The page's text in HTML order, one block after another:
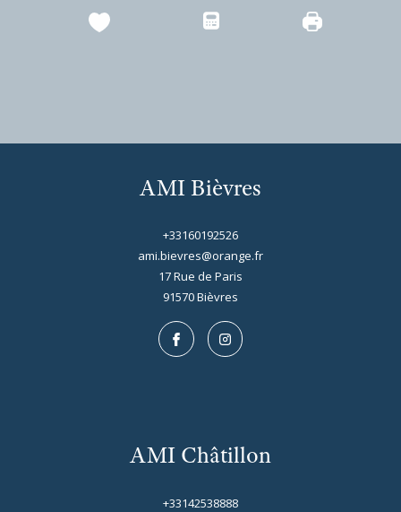
AMI Bièvres
+33160192526
ami.bievres@orange.fr
17 Rue de Paris
91570
bièvres
AMI Châtillon
+33142538888